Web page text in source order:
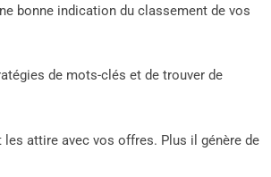
bonne indication du classement de vos
de mots-clés et de trouver de
attire avec vos offres. Plus il génère de